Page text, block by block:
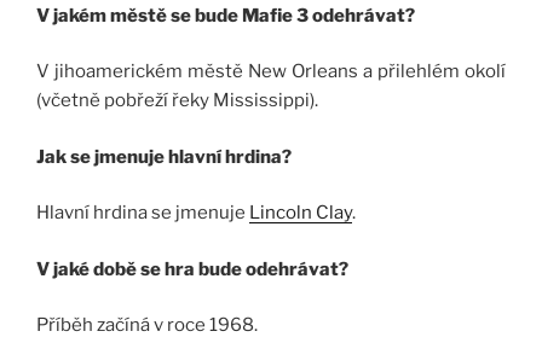
V jakém městě se bude Mafie 3 odehrávat?
V jihoamerickém městě New Orleans a přilehlém okolí
(včetně pobřeží řeky Mississippi).
Jak se jmenuje hlavní hrdina?
Hlavní hrdina se jmenuje Lincoln Clay.
V jaké době se hra bude odehrávat?
Příběh začíná v roce 1968.